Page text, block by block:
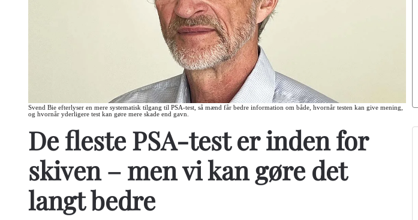
Svend Bie efterlyser en mere systematisk tilgang til PSA-test, så mænd får bedre information om både, hvornår testen kan give mening,
og hvornår yderligere test kan gøre mere skade end gavn.
De fleste PSA-test er inden for
skiven – men vi kan gøre det
langt bedre